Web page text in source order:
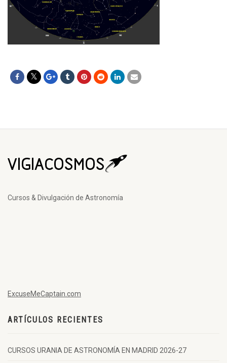
Cursos & Divulgación de Astronomía
ExcuseMeCaptain.com
ARTÍCULOS RECIENTES
CURSOS URANIA DE ASTRONOMÍA EN MADRID 2026-27